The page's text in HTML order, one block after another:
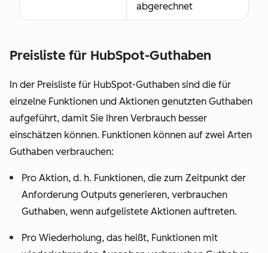
abgerechnet
Preisliste für HubSpot-Guthaben
In der Preisliste für HubSpot-Guthaben sind die für
einzelne Funktionen und Aktionen genutzten Guthaben
aufgeführt, damit Sie Ihren Verbrauch besser
einschätzen können. Funktionen können auf zwei Arten
Guthaben verbrauchen:
Pro Aktion, d. h. Funktionen, die zum Zeitpunkt der
Anforderung Outputs generieren, verbrauchen
Guthaben, wenn aufgelistete Aktionen auftreten.
Pro Wiederholung, das heißt, Funktionen mit